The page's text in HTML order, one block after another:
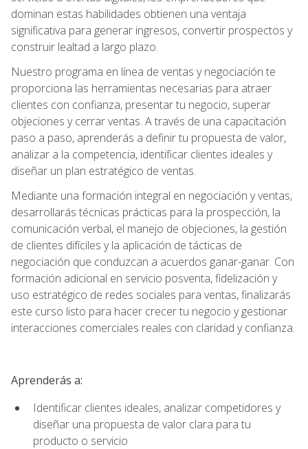
dominan estas habilidades obtienen una ventaja
significativa para generar ingresos, convertir prospectos y
construir lealtad a largo plazo.
Nuestro programa en línea de ventas y negociación te
proporciona las herramientas necesarias para atraer
clientes con confianza, presentar tu negocio, superar
objeciones y cerrar ventas. A través de una capacitación
paso a paso, aprenderás a definir tu propuesta de valor,
analizar a la competencia, identificar clientes ideales y
diseñar un plan estratégico de ventas.
Mediante una formación integral en negociación y ventas,
desarrollarás técnicas prácticas para la prospección, la
comunicación verbal, el manejo de objeciones, la gestión
de clientes difíciles y la aplicación de tácticas de
negociación que conduzcan a acuerdos ganar-ganar. Con
formación adicional en servicio posventa, fidelización y
uso estratégico de redes sociales para ventas, finalizarás
este curso listo para hacer crecer tu negocio y gestionar
interacciones comerciales reales con claridad y confianza.
Aprenderás a:
Identificar clientes ideales, analizar competidores y
diseñar una propuesta de valor clara para tu
producto o servicio